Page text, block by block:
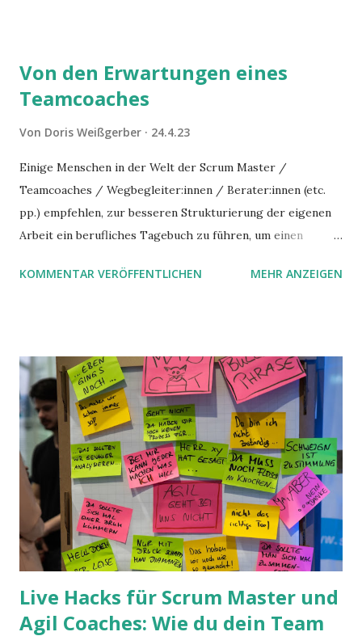
Von den Erwartungen eines
Teamcoaches
Von Doris Weißgerber 24.4.23
Einige Menschen in der Welt der Scrum Master /
Teamcoaches / Wegbegleiter:innen / Berater:innen (etc.
pp.) empfehlen, zur besseren Strukturierung der eigenen
Arbeit ein berufliches Tagebuch zu führen, um einen
welchem Ergebnis verfolgt wurden, und um seine Arbeit auf
Teamcoach begegneten und die sich anders entwickelten,
als ich dachte.
KOMMENTAR VERÖFFENTLICHEN MEHR ANZEIGEN
Live Hacks für Scrum Master und
Agil Coaches: Wie du dein Team